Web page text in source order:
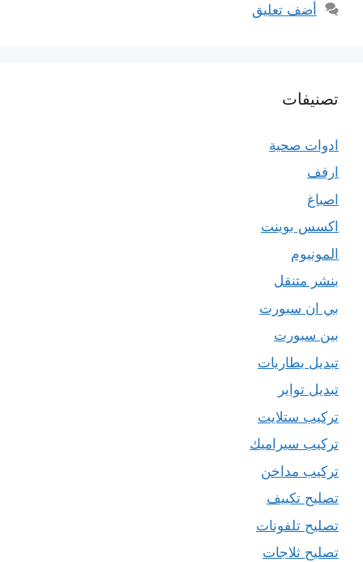
أضف تعليق
تصنيفات
ادوات صحية
ارفف
اصباغ
اكسس بوينت
المونيوم
بنشر متنقل
بي ان سبورت
بين سبورت
تبديل بطاريات
تبديل تواير
تركيب ستلايت
تركيب سيراميك
تركيب مداخن
تصليح تكييف
تصليح تلفونات
تصليح ثلاجات